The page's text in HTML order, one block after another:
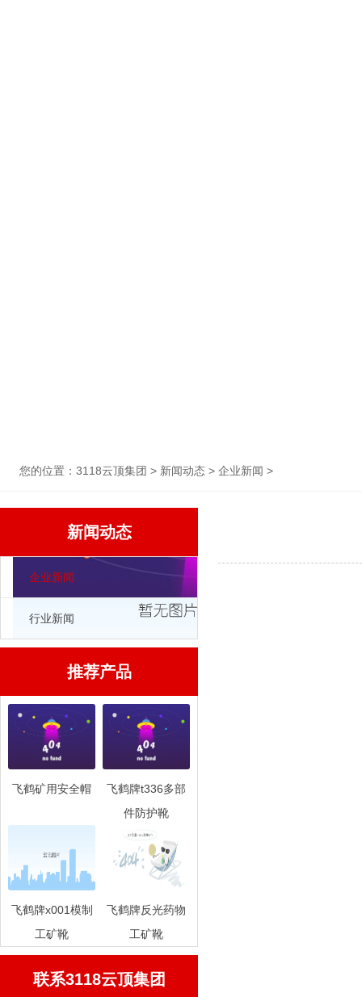
您的位置： 3118云顶集团 > 新闻动态 > 企业新闻 >
新闻动态
企业新闻
行业新闻
推荐产品
飞鹤矿用安全帽
飞鹤牌t336多部
件防护靴
飞鹤牌x001模制
工矿靴
飞鹤牌反光药物
工矿靴
联系3118云顶集团